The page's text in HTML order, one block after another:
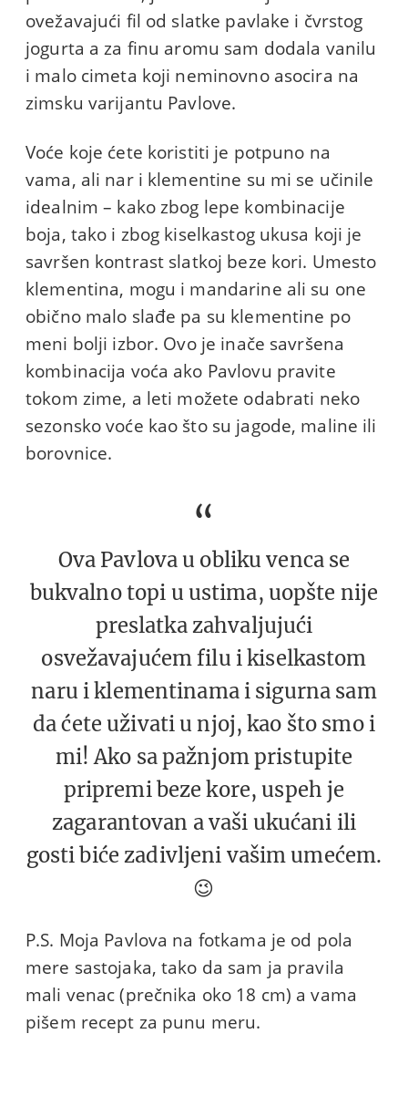
ovežavajući fil od slatke pavlake i čvrstog
jogurta a za finu aromu sam dodala vanilu
i malo cimeta koji neminovno asocira na
zimsku varijantu Pavlove.
Voće koje ćete koristiti je potpuno na
vama, ali nar i klementine su mi se učinile
idealnim – kako zbog lepe kombinacije
boja, tako i zbog kiselkastog ukusa koji je
savršen kontrast slatkoj beze kori. Umesto
klementina, mogu i mandarine ali su one
obično malo slađe pa su klementine po
meni bolji izbor. Ovo je inače savršena
kombinacija voća ako Pavlovu pravite
tokom zime, a leti možete odabrati neko
sezonsko voće kao što su jagode, maline ili
borovnice.
Ova Pavlova u obliku venca se
bukvalno topi u ustima, uopšte nije
preslatka zahvaljujući
osvežavajućem filu i kiselkastom
naru i klementinama i sigurna sam
da ćete uživati u njoj, kao što smo i
mi! Ako sa pažnjom pristupite
pripremi beze kore, uspeh je
zagarantovan a vaši ukućani ili
gosti biće zadivljeni vašim umećem.
😉
P.S. Moja Pavlova na fotkama je od pola
mere sastojaka, tako da sam ja pravila
mali venac (prečnika oko 18 cm) a vama
pišem recept za punu meru.